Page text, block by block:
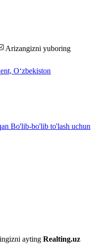
Arizangizni yuboring
Bo'lib-bo'lib to'lash uchun
ayting Realting.uz